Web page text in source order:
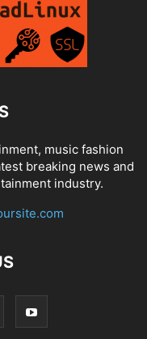
music fashion
breaking news and
industry.